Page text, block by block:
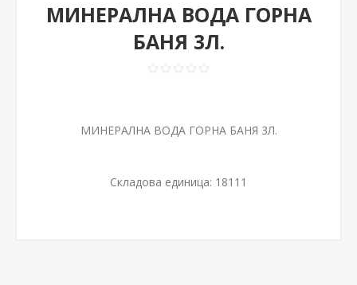
МИНЕРАЛНА ВОДА ГОРНА
БАНЯ 3Л.
МИНЕРАЛНА ВОДА ГОРНА БАНЯ 3Л.
Складова единица: 18111